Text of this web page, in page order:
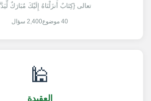
تعالى {كِتَابٌ أَنزَلْنَاهُ إِلَيْكَ مُبَارَكٌ
40 موضوع 2,400 سؤال
🕌
العقيدة